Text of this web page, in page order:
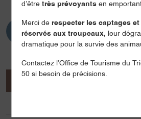
d’êtretrès prévoyants en
Merci de respecter les captages et
réservés aux troupeaux, leur
dramatique pour la survie des
Contactez l’Office de Tourisme du
50 si besoin de précisions.